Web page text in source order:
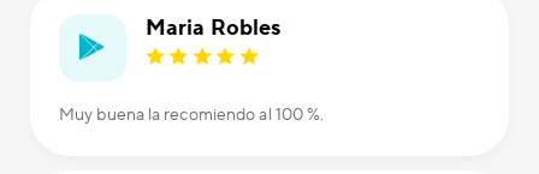
Maria Robles
Muy buena la recomiendo al 100 %.